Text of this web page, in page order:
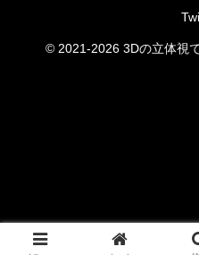
© 2021-2026 3Dの立体視